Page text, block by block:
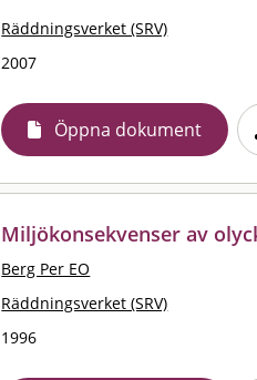
Räddningsverket (SRV)
2007
Öppna dokument
Miljökonsekvenser av
Berg Per EO
Räddningsverket (SRV)
1996